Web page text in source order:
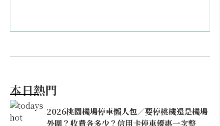
本日熱門
2026桃園機場停車懶人包／要停桃機還是機場
外圍？收費各多少？信用卡停車優惠一次整